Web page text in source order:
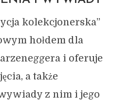
kolekcjonerska”
hołdem dla
i oferuje
a także
z nim i jego